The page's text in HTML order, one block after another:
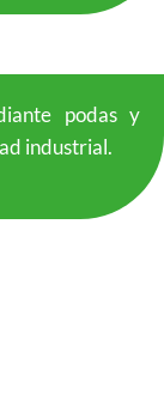
podas y
industrial.